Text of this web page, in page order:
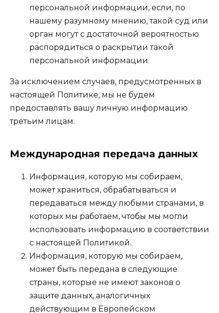
персональной информации, если, по
нашему разумному мнению, такой суд или
орган могут с достаточной вероятностью
распорядиться о раскрытии такой
персональной информации.
За исключением случаев, предусмотренных в
настоящей Политике, мы не будем
предоставлять вашу личную информацию
третьим лицам.
Международная передача данных
Информация, которую мы собираем,
может храниться, обрабатываться и
передаваться между любыми странами, в
которых мы работаем, чтобы мы могли
использовать информацию в соответствии
с настоящей Политикой.
Информация, которую мы собираем,
может быть передана в следующие
страны, которые не имеют законов о
защите данных, аналогичных
действующим в Европейском